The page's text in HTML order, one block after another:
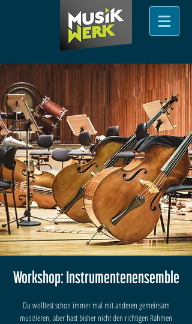
Workshop: Instrumentenensemble
Du wolltest schon immer mal mit anderen gemeinsam
musizieren, aber hast bisher nicht den richtigen Rahmen